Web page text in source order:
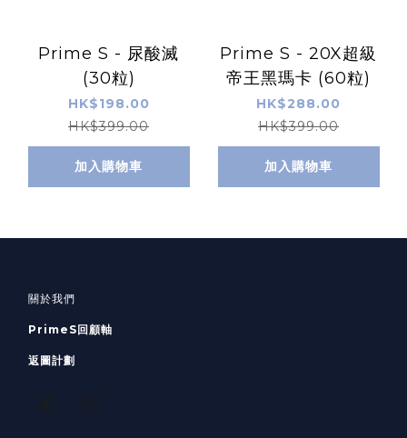
Prime S - 尿酸滅
(30粒)
HK$198.00
HK$399.00
加入購物車
Prime S - 20X超級
帝王黑瑪卡 (60粒)
HK$288.00
HK$399.00
加入購物車
關於我們
PrimeS回顧軸
返圖計劃